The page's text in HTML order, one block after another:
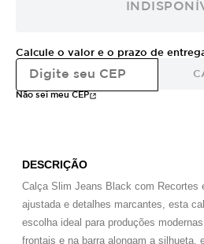
Calcule o valor e o prazo de
Não sei meu CEP
DESCRIÇÃO
Calça Slim Jeans Black com Recortes
ajustada e detalhes marcantes, esta
escolha ideal para produções
frontais e na barra alongam a silhueta,